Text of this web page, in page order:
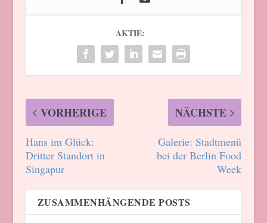
AKTIE:
VORHERIGE
Hans im Glück:
Dritter Standort in
Singapur
NÄCHSTE
Galerie: Stadtmenü
bei der Berlin Food
Week
ZUSAMMENHÄNGENDE POSTS